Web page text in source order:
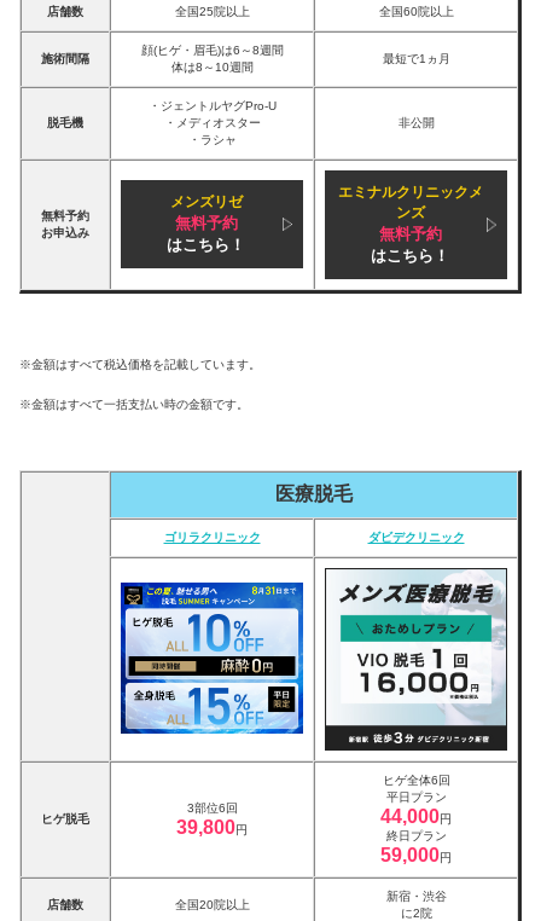
店舗数 全国25院以上 全国60院以上
施術間隔
顔(ヒゲ・眉毛)は6～8週間
体は8～10週間
最短で1ヵ月
脱毛機
・ジェントルヤグPro-U
・メディオスター
・ラシャ
非公開
無料予約
お申込み
メンズリゼ
無料予約
はこちら！
エミナルクリニックメ
ンズ
無料予約
はこちら！
※金額はすべて税込価格を記載しています。
※金額はすべて一括支払い時の金額です。
医療脱毛
ゴリラクリニック ダビデクリニック
ヒゲ脱毛
3部位6回
39,800円
ヒゲ全体6回
平日プラン
44,000円
終日プラン
59,000円
店舗数 全国20院以上
新宿・渋谷
に2院